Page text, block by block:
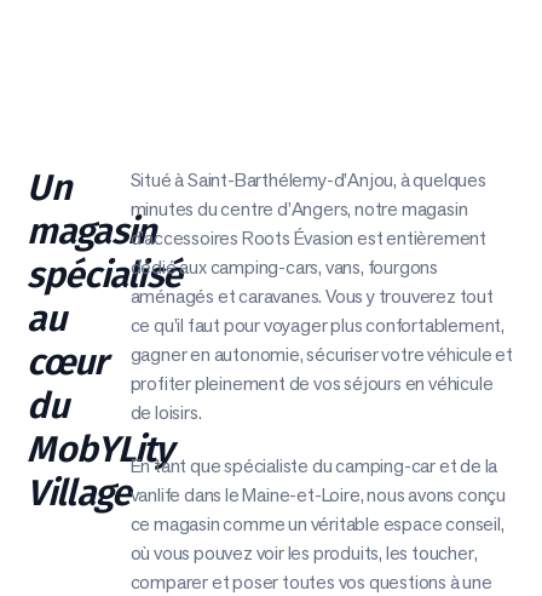
Un
magasin
spécialisé
au
cœur
du
MobYLity
Village
Situé à Saint-Barthélemy-d’Anjou, à quelques
minutes du centre d’Angers, notre magasin
d’accessoires Roots Évasion est entièrement
dédié aux camping-cars, vans, fourgons
aménagés et caravanes. Vous y trouverez tout
ce qu’il faut pour voyager plus confortablement,
gagner en autonomie, sécuriser votre véhicule et
profiter pleinement de vos séjours en véhicule
de loisirs.
En tant que spécialiste du camping-car et de la
vanlife dans le Maine-et-Loire, nous avons conçu
ce magasin comme un véritable espace conseil,
où vous pouvez voir les produits, les toucher,
comparer et poser toutes vos questions à une